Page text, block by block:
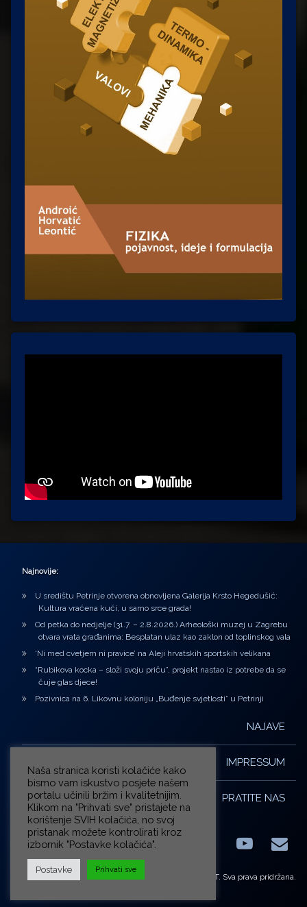
Najnovije:
U središtu Petrinje otvorena obnovljena Galerija Krsto Hegedušić:
Kultura vraćena kući, u samo srce grada!
Od petka do nedjelje (31.7. – 2.8.2026.) Arheološki muzej u Zagrebu
otvara vrata građanima: Besplatan ulaz kao zaklon od toplinskog vala
‘Ni med cvetjem ni pravice’ na Aleji hrvatskih sportskih velikana
“Rubikova kocka – složi svoju priču”, projekt nastao iz potrebe da se
čuje glas djece!
Pozivnica na 6. Likovnu koloniju „Buđenje svjetlosti” u Petrinji
NAJAVE
IMPRESSUM
PRATITE NAS
FacebookLinkedIn E-
© ZG-KULT. Sva prava pridržana.
Naša stranica koristi kolačiće kako
bismo vam iskustvo posjete našem
portalu učinili bržim i kvalitetnijim.
Klikom na "Prihvati sve" pristajete na
korištenje SVIH kolačića, no svoj
pristanak možete kontrolirati kroz
izbornik "Postavke kolačića".
Postavke Prihvati sve